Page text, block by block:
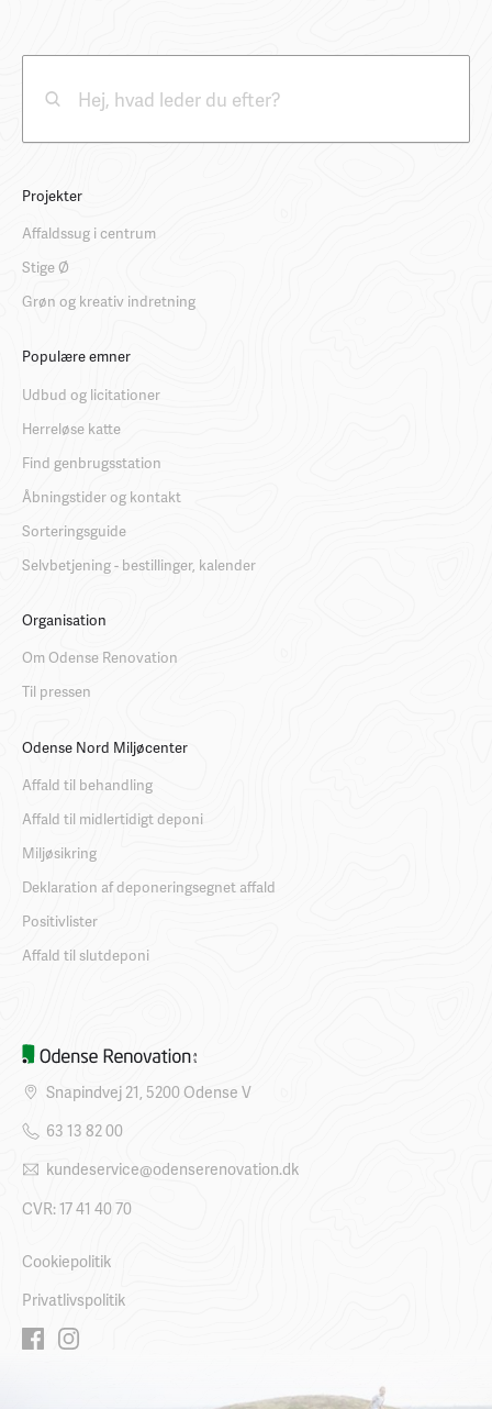
Projekter
Affaldssug i centrum
Stige Ø
Grøn og kreativ indretning
Populære emner
Udbud og licitationer
Herreløse katte
Find genbrugsstation
Åbningstider og kontakt
Sorteringsguide
Selvbetjening - bestillinger, kalender
Organisation
Om Odense Renovation
Til pressen
Odense Nord Miljøcenter
Affald til behandling
Affald til midlertidigt deponi
Miljøsikring
Deklaration af deponeringsegnet affald
Positivlister
Affald til slutdeponi
Snapindvej 21, 5200 Odense V
63 13 82 00
kundeservice@odenserenovation.dk
CVR: 17 41 40 70
Cookiepolitik
Privatlivspolitik